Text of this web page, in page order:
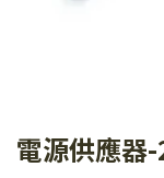
電源供應器